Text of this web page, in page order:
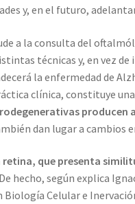
y, en el futuro,
a la consulta del
técnicas y, en vez
la enfermedad de
clínica, constituye
producen
dan lugar a cambios
retina, que presenta
hecho, según explica
Biología Celular e